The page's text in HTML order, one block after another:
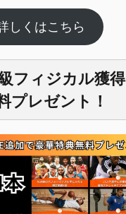
しくはこちら
級フィジカル獲得
プレゼント！